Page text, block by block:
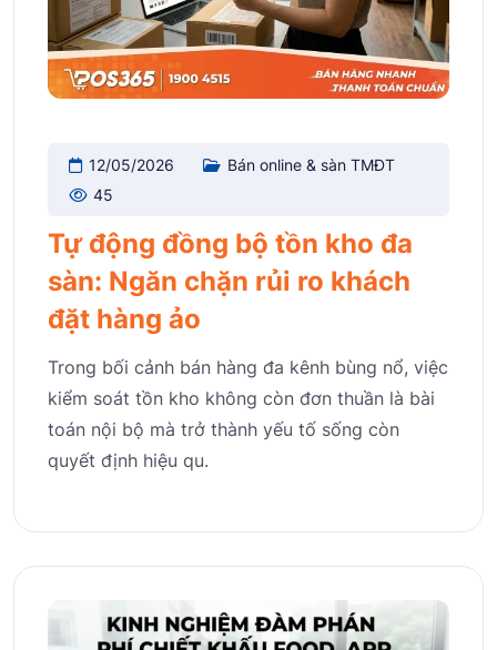
12/05/2026
Bán online & sàn TMĐT
45
Tự động đồng bộ tồn kho đa
sàn: Ngăn chặn rủi ro khách
đặt hàng ảo
Trong bối cảnh bán hàng đa kênh bùng nổ, việc
kiểm soát tồn kho không còn đơn thuần là bài
toán nội bộ mà trở thành yếu tố sống còn
quyết định hiệu qu.